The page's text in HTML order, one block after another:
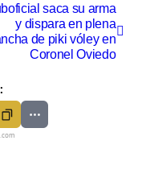
saca su arma
y dispara en plena
de piki vóley en
Coronel Oviedo